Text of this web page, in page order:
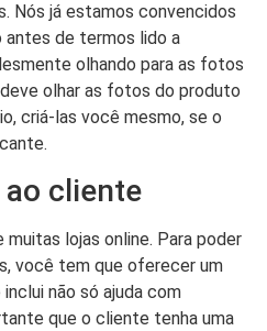
Nós já estamos convencidos
antes de termos lido a
olhando para as fotos
olhar as fotos do produto
criá-las você mesmo, se o
cliente
lojas online. Para poder
você tem que oferecer um
não só ajuda com
que o cliente tenha uma